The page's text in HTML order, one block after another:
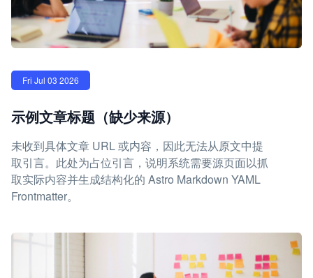
Fri Jul 03 2026
示例文章标题（缺少来源）
未收到具体文章 URL 或内容，因此无法从原文中提
取引言。此处为占位引言，说明系统需要源页面以抓
取实际内容并生成结构化的 Astro Markdown YAML
Frontmatter。